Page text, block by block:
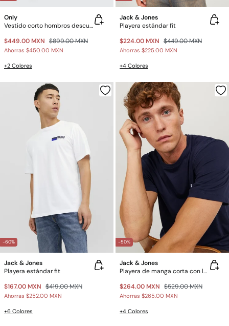
Only
Vestido corto hombros descubiertos
$449.00 MXN $899.00 MXN
Ahorras $450.00 MXN
+2 Colores
Jack & Jones
Playera estándar fit
$224.00 MXN $449.00 MXN
Ahorras $225.00 MXN
+4 Colores
-60%
Jack & Jones
Playera estándar fit
$167.00 MXN $419.00 MXN
Ahorras $252.00 MXN
+6 Colores
-50%
Jack & Jones
Playera de manga corta con logo
$264.00 MXN $529.00 MXN
Ahorras $265.00 MXN
+4 Colores